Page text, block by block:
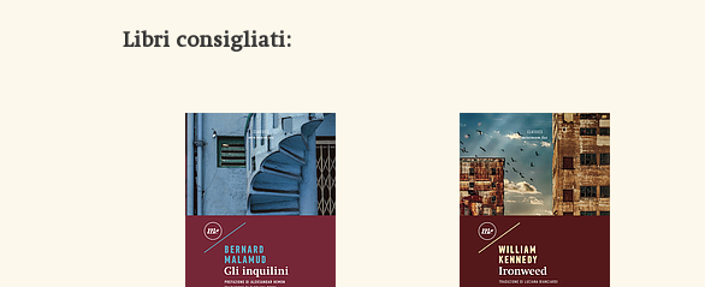
Libri consigliati: